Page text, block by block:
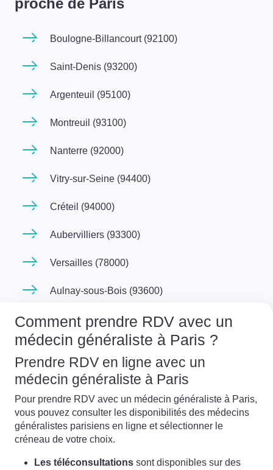
proche de Paris
Boulogne-Billancourt (92100)
Saint-Denis (93200)
Argenteuil (95100)
Montreuil (93100)
Nanterre (92000)
Vitry-sur-Seine (94400)
Créteil (94000)
Aubervilliers (93300)
Versailles (78000)
Aulnay-sous-Bois (93600)
Comment prendre RDV avec un
médecin généraliste à Paris ?
Prendre RDV en ligne avec un
médecin généraliste à Paris
Pour prendre RDV avec un médecin généraliste à Paris,
vous pouvez consulter les disponibilités des médecins
généralistes parisiens en ligne et sélectionner le
créneau de votre choix.
Les téléconsultations sont disponibles sur des